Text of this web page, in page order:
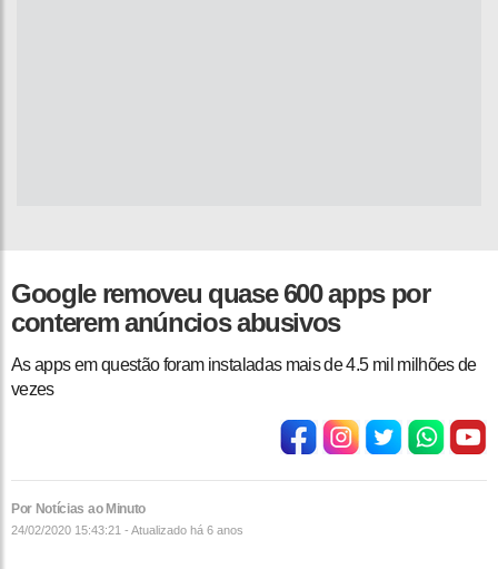
Google removeu quase 600 apps por
conterem anúncios abusivos
As apps em questão foram instaladas mais de 4.5 mil milhões de
vezes
Por Notícias ao Minuto
24/02/2020 15:43:21 - Atualizado há 6 anos